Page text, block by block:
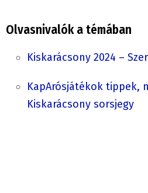
Olvasnivalók a témában
Kiskarácsony 2024 –
KapArósjátékok tippek,
Kiskarácsony sorsjegy